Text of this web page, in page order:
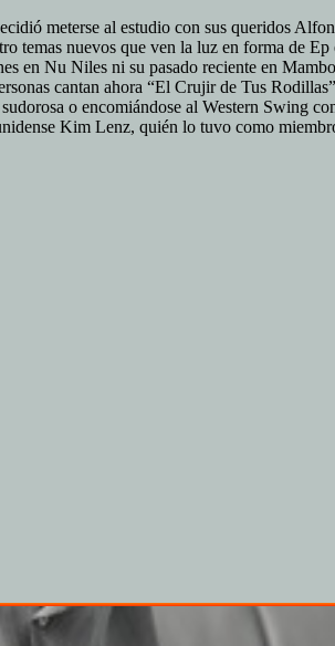
meterse al estudio con sus queridos
temas nuevos que ven la luz en forma de
en Nu Niles ni su pasado reciente en
cantan ahora “El Crujir de Tus
o encomiándose al Western Swing
Kim Lenz, quién lo tuvo como